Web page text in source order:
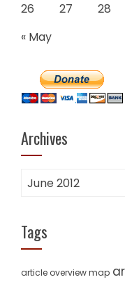
26
27 28
« May
Archives
Archives
Tags
article overview map